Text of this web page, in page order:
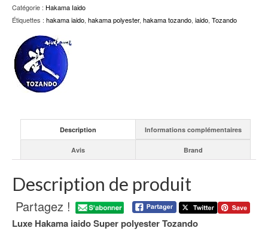
Catégorie : Hakama Iaido
Étiquettes : hakama iaido, hakama polyester, hakama tozando, iaido, Tozando
Description Informations complémentaires
Avis Brand
Description de produit
Partagez !
Luxe Hakama iaido Super polyester Tozando